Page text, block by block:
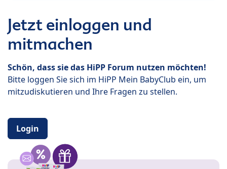
Jetzt einloggen und
mitmachen
Schön, dass sie das HiPP Forum nutzen möchten!
Bitte loggen Sie sich im HiPP Mein BabyClub ein, um
mitzudiskutieren und Ihre Fragen zu stellen.
Login